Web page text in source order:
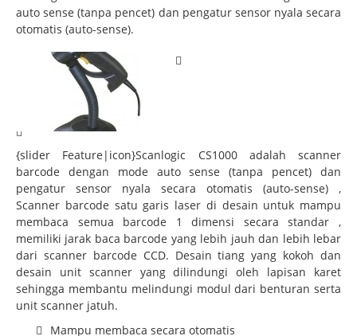
auto sense (tanpa pencet) dan pengatur sensor nyala secara
otomatis (auto-sense).
{slider Feature|icon}Scanlogic CS1000 adalah scanner
barcode dengan mode auto sense (tanpa pencet) dan
pengatur sensor nyala secara otomatis (auto-sense) ,
Scanner barcode satu garis laser di desain untuk mampu
membaca semua barcode 1 dimensi secara standar ,
memiliki jarak baca barcode yang lebih jauh dan lebih lebar
dari scanner barcode CCD. Desain tiang yang kokoh dan
desain unit scanner yang dilindungi oleh lapisan karet
sehingga membantu melindungi modul dari benturan serta
unit scanner jatuh.
Mampu membaca secara otomatis